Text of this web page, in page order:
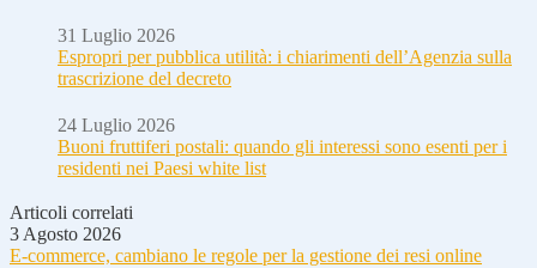
31 Luglio 2026
Espropri per pubblica utilità: i chiarimenti dell’Agenzia sulla
trascrizione del decreto
24 Luglio 2026
Buoni fruttiferi postali: quando gli interessi sono esenti per i
residenti nei Paesi white list
Articoli correlati
3 Agosto 2026
E-commerce, cambiano le regole per la gestione dei resi online